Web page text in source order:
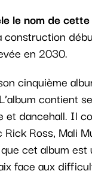
le nom de
en 2030.
cinquième
contient
et dancehall. Il
Ross, Mali
cet album est
face aux